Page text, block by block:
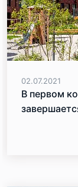
02.07.2021
В первом